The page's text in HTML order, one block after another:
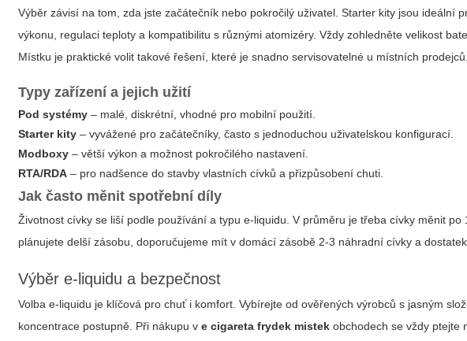
Výběr závisí na tom, zda jste začátečník nebo pokročilý uživatel. Starter kity jsou ideální
výkonu, regulaci teploty a kompatibilitu s různými atomizéry. Vždy zohledněte velikost
Místku je praktické volit takové řešení, které je snadno servisovatelné u místních prodejců.
Typy zařízení a jejich užití
Pod systémy – malé, diskrétní, vhodné pro mobilní použití.
Starter kity – vyvážené pro začátečníky, často s jednoduchou uživatelskou konfigurací.
Modboxy – větší výkon a možnost pokročilého nastavení.
RTA/RDA – pro nadšence do stavby vlastních cívků a přizpůsobení chuti.
Jak často měnit spotřební díly
Životnost cívky se liší podle používání a typu e-liquidu. V průměru je třeba cívky měnit
plánujete delší zásobu, doporučujeme mít v domácí zásobě 2-3 náhradní cívky a
Výběr e-liquidu a bezpečnost
Volba e-liquidu je klíčová pro chuť i komfort. Vybírejte od ověřených výrobců s jasným
koncentrace postupně. Při nákupu ve cigareta frydek mistek obchodech se vždy ptejte